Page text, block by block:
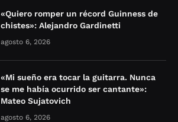
«Quiero romper un récord Guinness de
chistes»: Alejandro Gardinetti
agosto 6, 2026
«Mi sueño era tocar la guitarra. Nunca
se me había ocurrido ser cantante»:
Mateo Sujatovich
agosto 6, 2026